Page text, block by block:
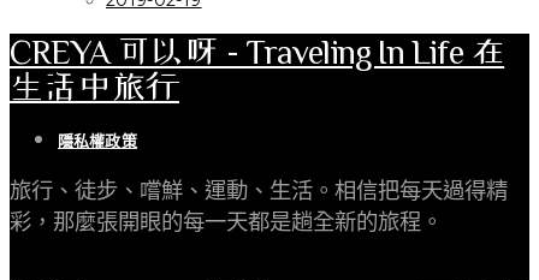
CREYA 可以呀 - Traveling In Life 在
生活中旅行
隱私權政策
旅行、徒步、嚐鮮、運動、生活。相信把每天過得精
彩，那麼張開眼的每一天都是趟全新的旅程。